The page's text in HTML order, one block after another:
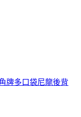
牌多口袋尼龍後背